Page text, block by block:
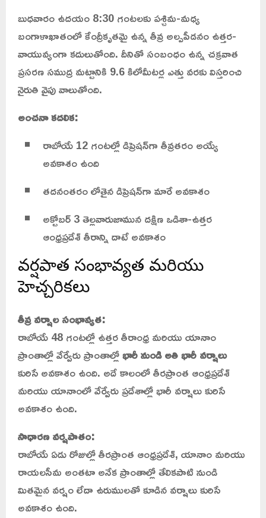
బుధవారం ఉదయం 8:30 గంటలకు పశ్చిమ-మధ్య
బంగాళాఖాతంలో కేంద్రీకృతమై ఉన్న తీవ్ర అల్పపీడనం ఉత్తర-
వాయువ్యంగా కదులుతోంది. దీనితో సంబంధం ఉన్న చక్రవాత
ప్రసరణ సముద్ర మట్టానికి 9.6 కిలోమీటర్ల ఎత్తు వరకు విస్తరించి
నైరుతి వైపు వాలుతోంది.
అంచనా కదలిక:
రాబోయే 12 గంటల్లో డిప్రెషన్‌గా తీవ్రతరం అయ్యే
అవకాశం ఉంది
తదనంతరం లోతైన డిప్రెషన్‌గా మారే అవకాశం
అక్టోబర్ 3 తెల్లవారుజామున దక్షిణ ఒడిశా-ఉత్తర
ఆంధ్రప్రదేశ్ తీరాన్ని దాటే అవకాశం
వర్షపాత సంభావ్యత మరియు
హెచ్చరికలు
తీవ్ర వర్షాల సంభావ్యత:
రాబోయే 48 గంటల్లో ఉత్తర తీరాంధ్ర మరియు యానాం
ప్రాంతాల్లో వేర్వేరు ప్రాంతాల్లోభారీ నుండి అతి భారీ వర్షాలు
కురిసే అవకాశం ఉంది. అదే కాలంలో తీరప్రాంత ఆంధ్రప్రదేశ్
మరియు యానాంలో వేర్వేరు ప్రదేశాల్లో భారీ వర్షాలు కురిసే
అవకాశం ఉంది.
సాధారణ వర్షపాతం:
రాబోయే ఏడు రోజుల్లో తీరప్రాంత ఆంధ్రప్రదేశ్, యానాం మరియు
రాయలసీమ అంతటా అనేక ప్రాంతాల్లో తేలికపాటి నుండి
మితమైన వర్షం లేదా ఉరుములతో కూడిన వర్షాలు కురిసే
అవకాశం ఉంది.